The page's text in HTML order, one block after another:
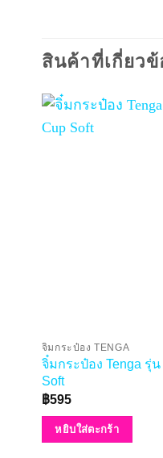
สินค้าที่เกี่ยวข้
จิ๋มกระป๋อง TENGA
จิ๋มกระป๋อง Tenga รุ่
Soft
฿595
หยิบใส่ตะกร้า